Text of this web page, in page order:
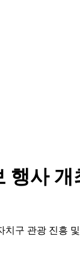
행사 개
구 관광 진흥